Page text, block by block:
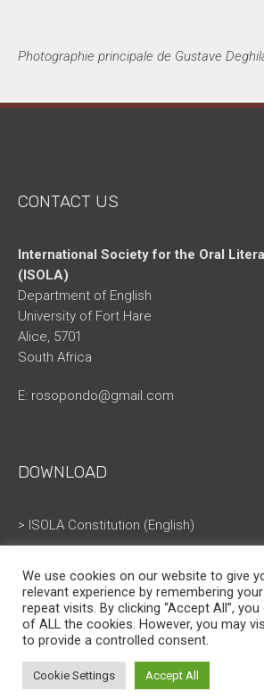
Photographie principale de Gustave
CONTACT US
International Society for the Oral
(ISOLA)
Department of English
University of Fort Hare
Alice, 5701
South Africa
E: rosopondo@gmail.com
DOWNLOAD
> ISOLA Constitution (English)
ISOLA © All Rights
We use cookies on our website to give
relevant experience by remembering
repeat visits. By clicking “Accept All”,
of ALL the cookies. However, you may
to provide a controlled consent.
Cookie Settings Accept All